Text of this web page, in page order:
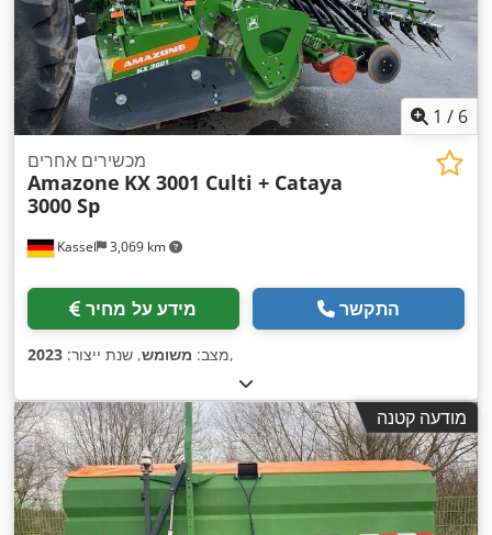
1 / 6
Kassel 3,069 km
מכשירים אחרים
Amazone KX 3001 Culti + Cataya
3000 Sp
מידע על מחיר התקשר
מצב: משומש, שנת ייצור: 2023 ,
מודעה קטנה